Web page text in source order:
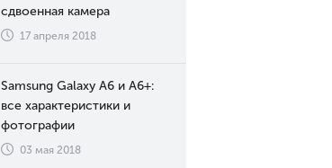
сдвоенная камера
17 апреля 2018
Samsung Galaxy A6 и A6+:
все характеристики и
фотографии
03 мая 2018